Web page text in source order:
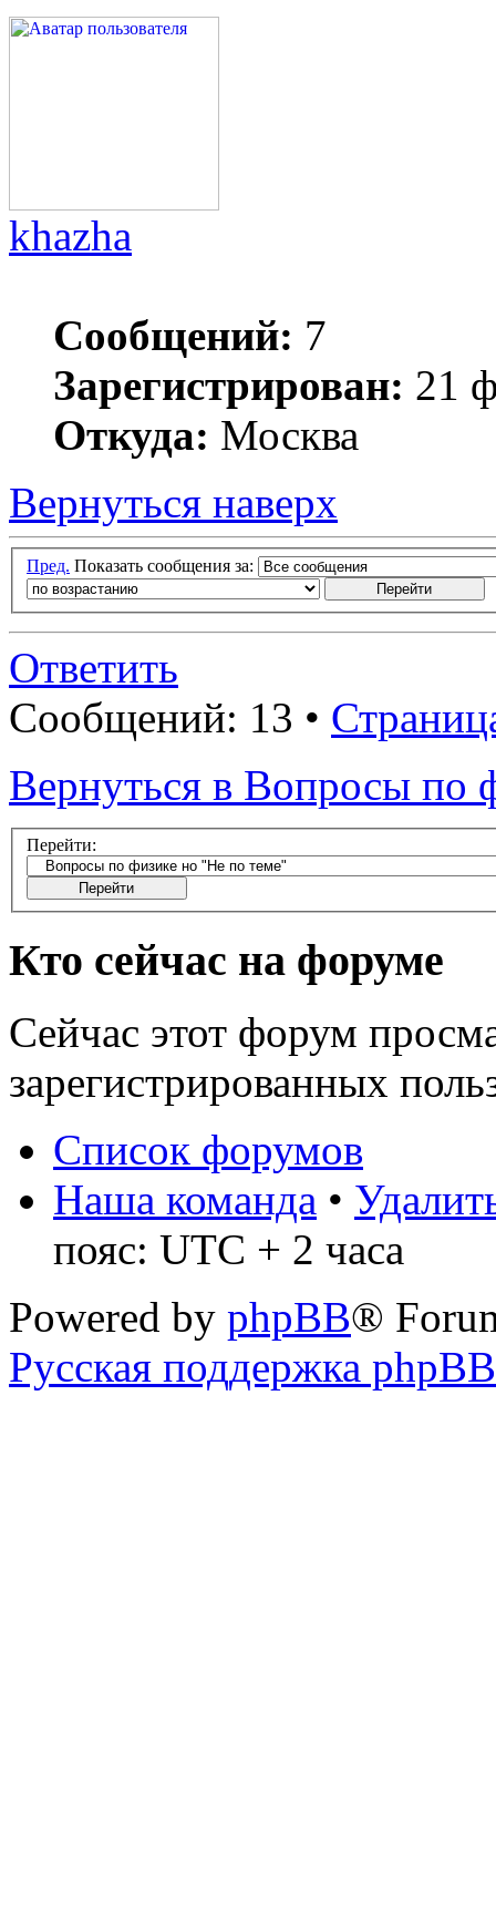
khazha
Сообщений: 7
Зарегистрирован: 21
Откуда: Москва
Вернуться наверх
Пред. Показать сообщения за:
Ответить
Сообщений: 13 •
Вернуться в Вопросы по
Перейти:
Кто сейчас на форуме
Сейчас этот форум
зарегистрированных
Список форумов
Наша команда •
пояс: UTC + 2 часа
Powered by phpBB®
Русская поддержка phpBB